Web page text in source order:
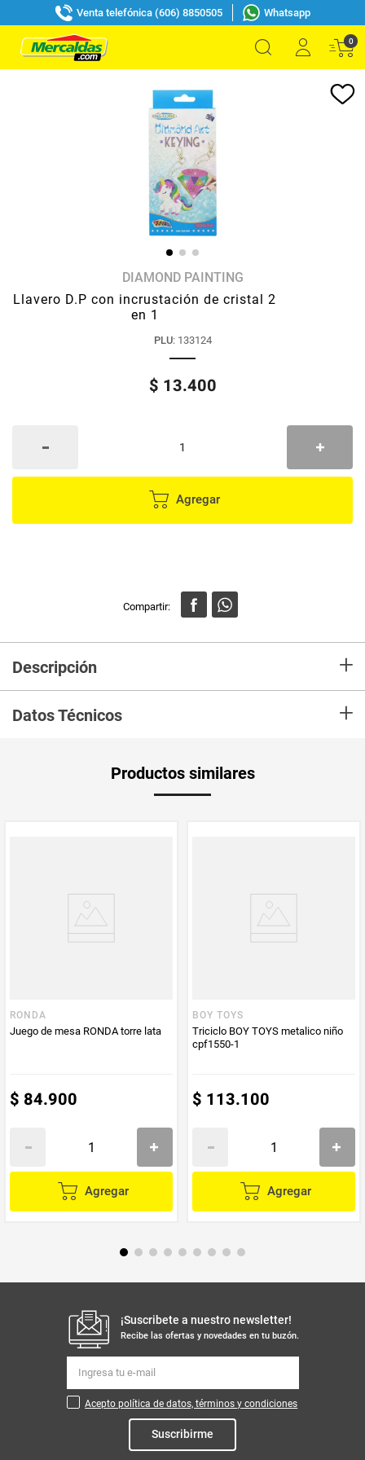
Venta telefónica (606) 8850505 Whatsapp
0
DIAMOND PAINTING
Llavero D.P con incrustación de cristal 2
en 1
PLU: 133124
$ 13.400
Agregar
Descripción +
Datos Técnicos +
Productos similares
RONDA
Juego de mesa RONDA torre lata
$ 84.900
Agregar
BOY TOYS
Triciclo BOY TOYS metalico niño
cpf1550-1
$ 113.100
Agregar
¡Suscribete a nuestro newsletter!
Recibe las ofertas y novedades en tu buzón.
Acepto política de datos, términos y condiciones
Suscribirme